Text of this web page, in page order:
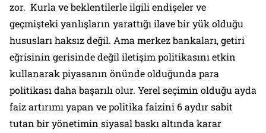
zor. Kurla ve beklentilerle ilgili endişeler ve
geçmişteki yanlışların yarattığı ilave bir yük olduğu
hususları haksız değil. Ama merkez bankaları, getiri
eğrisinin gerisinde değil iletişim politikasını etkin
kullanarak piyasanın önünde olduğunda para
politikası daha başarılı olur. Yerel seçimin olduğu ayda
faiz artırımı yapan ve politika faizini 6 aydır sabit
tutan bir yönetimin siyasal baskı altında karar